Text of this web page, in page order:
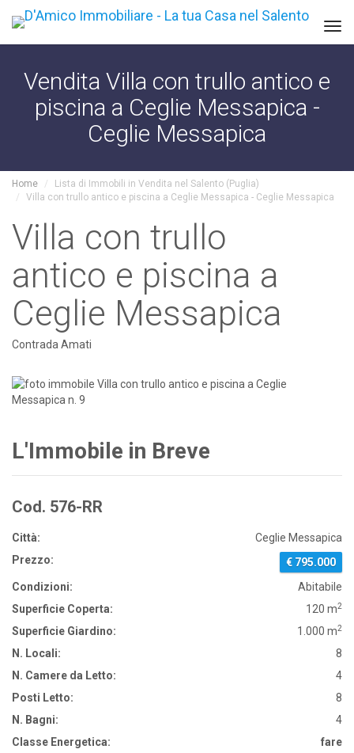
Vendita Villa con trullo antico e
piscina a Ceglie Messapica -
Ceglie Messapica
Home
Lista di Immobili in Vendita nel Salento (Puglia)
Villa con trullo antico e piscina a Ceglie Messapica - Ceglie Messapica
Villa con trullo
antico e piscina a
Ceglie Messapica
Contrada Amati
L'Immobile in Breve
Cod. 576-RR
Città:
Ceglie Messapica
Prezzo:
€ 795.000
Condizioni:
Abitabile
Superficie Coperta:
120 m2
Superficie Giardino: 1.000 m2
N. Locali:
8
N. Camere da Letto:
4
Posti Letto:
8
N. Bagni:
4
Classe Energetica:
fare